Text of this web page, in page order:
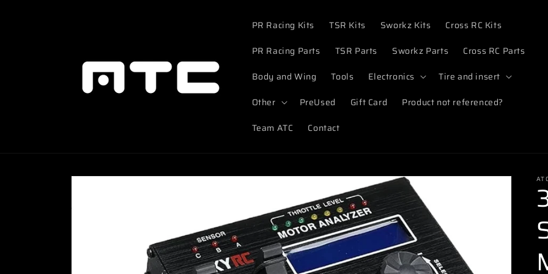
PR Racing Kits TSR Kits Sworkz Kits
Cross RC Kits
PR Racing Parts
TSR Parts Sworkz Parts
Cross RC Parts
Body and Wing
Tools Electronics
Tire and insert
Other
PreUsed Gift Card
Product not referenced?
Team ATC
Contact
Skip to